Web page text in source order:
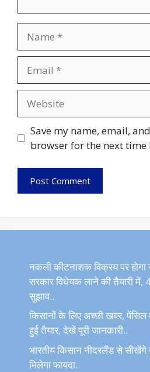
Save my name, email,
browser for the next time
नकली कीटनाशक विक्रय पर होगा
सरकार विधेयक लाने की तैयारी में,
सुझाव..
किसानों के लिए अच्छी खबर,
हुई तैयार, देखें पूरी जानकारी..
भारतीय किसान नीदरलैंड से
मिलेगा फायदा..